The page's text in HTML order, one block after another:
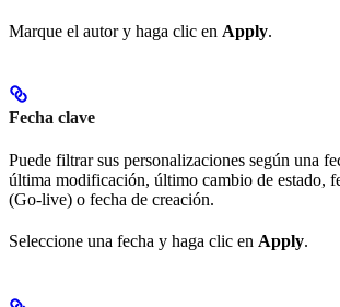
Marque el autor y haga clic en Apply.
Fecha clave
Puede filtrar sus personalizaciones según una
última modificación, último cambio de estado,
(Go-live) o fecha de creación.
Seleccione una fecha y haga clic en Apply.